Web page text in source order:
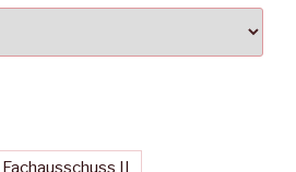
Fachausschuss II